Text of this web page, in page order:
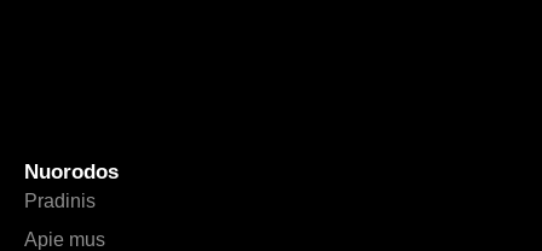
Nuorodos
Pradinis
Apie mus